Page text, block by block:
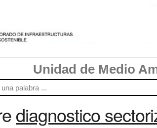
Unidad de Medio
diagnostico